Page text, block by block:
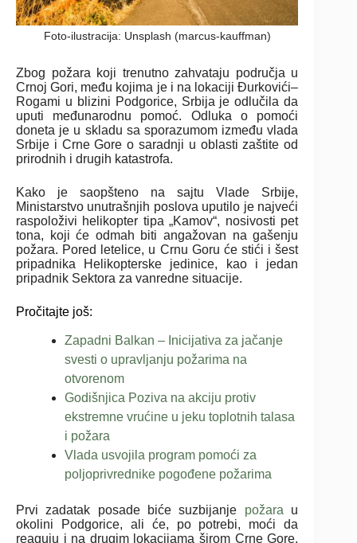
Foto-ilustracija: Unsplash (marcus-kauffman)
Zbog požara koji trenutno zahvataju područja u
Crnoj Gori, među kojima je i na lokaciji Đurkovići–
Rogami u blizini Podgorice, Srbija je odlučila da
uputi međunarodnu pomoć. Odluka o pomoći
doneta je u skladu sa sporazumom između vlada
Srbije i Crne Gore o saradnji u oblasti zaštite od
prirodnih i drugih katastrofa.
Kako je saopšteno na sajtu Vlade Srbije,
Ministarstvo unutrašnjih poslova uputilo je najveći
raspoloživi helikopter tipa „Kamov“, nosivosti pet
tona, koji će odmah biti angažovan na gašenju
požara. Pored letelice, u Crnu Goru će stići i šest
pripadnika Helikopterske jedinice, kao i jedan
pripadnik Sektora za vanredne situacije.
Pročitajte još:
Zapadni Balkan – Inicijativa za jačanje
svesti o upravljanju požarima na
otvorenom
Godišnjica Poziva na akciju protiv
ekstremne vrućine u jeku toplotnih talasa
i požara
Vlada usvojila program pomoći za
poljoprivrednike pogođene požarima
Prvi zadatak posade biće suzbijanje požara u
okolini Podgorice, ali će, po potrebi, moći da
reaguju i na drugim lokacijama širom Crne Gore,